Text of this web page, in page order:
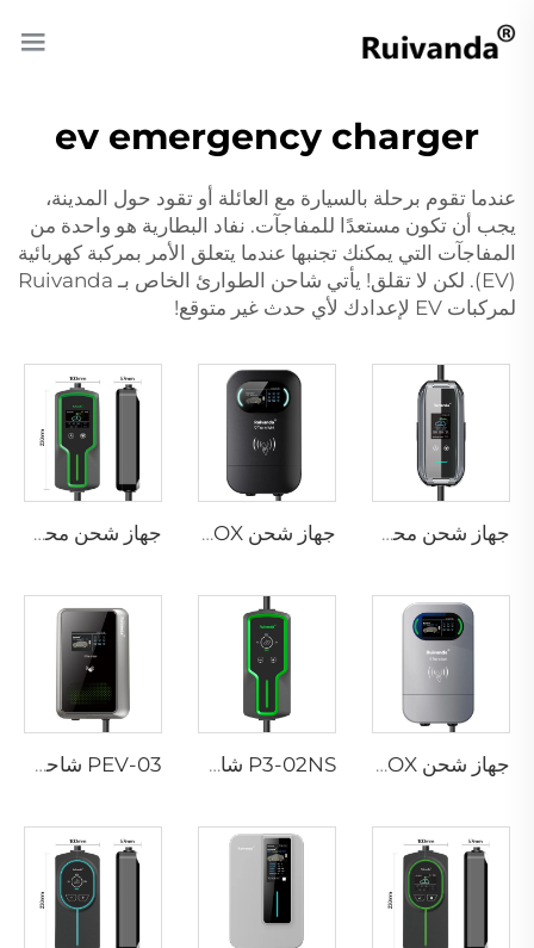
ev emergency charger
عندما تقوم برحلة بالسيارة مع العائلة أو تقود حول المدينة،
يجب أن تكون مستعدًا للمفاجآت. نفاد البطارية هو واحدة من
المفاجآت التي يمكنك تجنبها عندما يتعلق الأمر بمركبة كهربائية
(EV). لكن لا تقلق! يأتي شاحن الطوارئ الخاص بـ Ruivanda
لمركبات EV لإعدادك لأي حدث غير متوقع!
جهاز شحن محمول P3-01 لمركبات EV جهاز شحن PEV-01 AC EV WALLBOX جهاز شحن محمول P3-02 لمركبات EV
جهاز شحن PEV-02 AC EV WALLBOX P3-02NS شاحن محمول لسيارات EV PEV-03 شاحن AC EV WALLBOX